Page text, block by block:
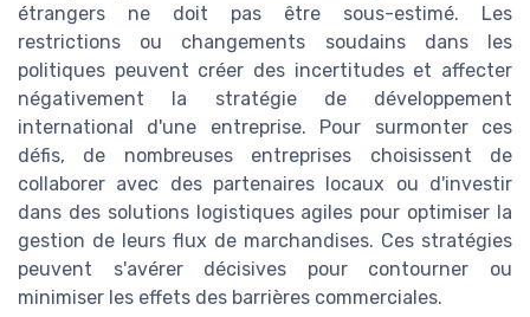
étrangers ne doit pas être sous-estimé. Les
restrictions ou changements soudains dans les
politiques peuvent créer des incertitudes et affecter
négativement la stratégie de développement
international d'une entreprise. Pour surmonter ces
défis, de nombreuses entreprises choisissent de
collaborer avec des partenaires locaux ou d'investir
dans des solutions logistiques agiles pour optimiser la
gestion de leurs flux de marchandises. Ces stratégies
peuvent s'avérer décisives pour contourner ou
minimiser les effets des barrières commerciales.